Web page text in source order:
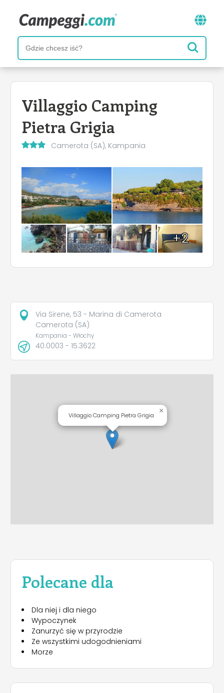
Villaggio Camping
Pietra Grigia
Camerota (SA), Kampania
+2
Polecane dla
Dla niej i dla niego
Wypoczynek
Zanurzyć się w przyrodzie
Ze wszystkimi udogodnieniami
Morze
Via Sirene, 53 - Marina di Camerota
Camerota (SA)
Kampania - Włochy
40.0003 - 15.3622
Villaggio Camping Pietra Grigia
×